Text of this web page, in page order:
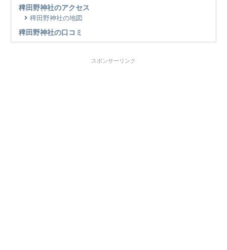
稗田野神社のアクセス
稗田野神社の地図
稗田野神社の口コミ
スポンサーリンク